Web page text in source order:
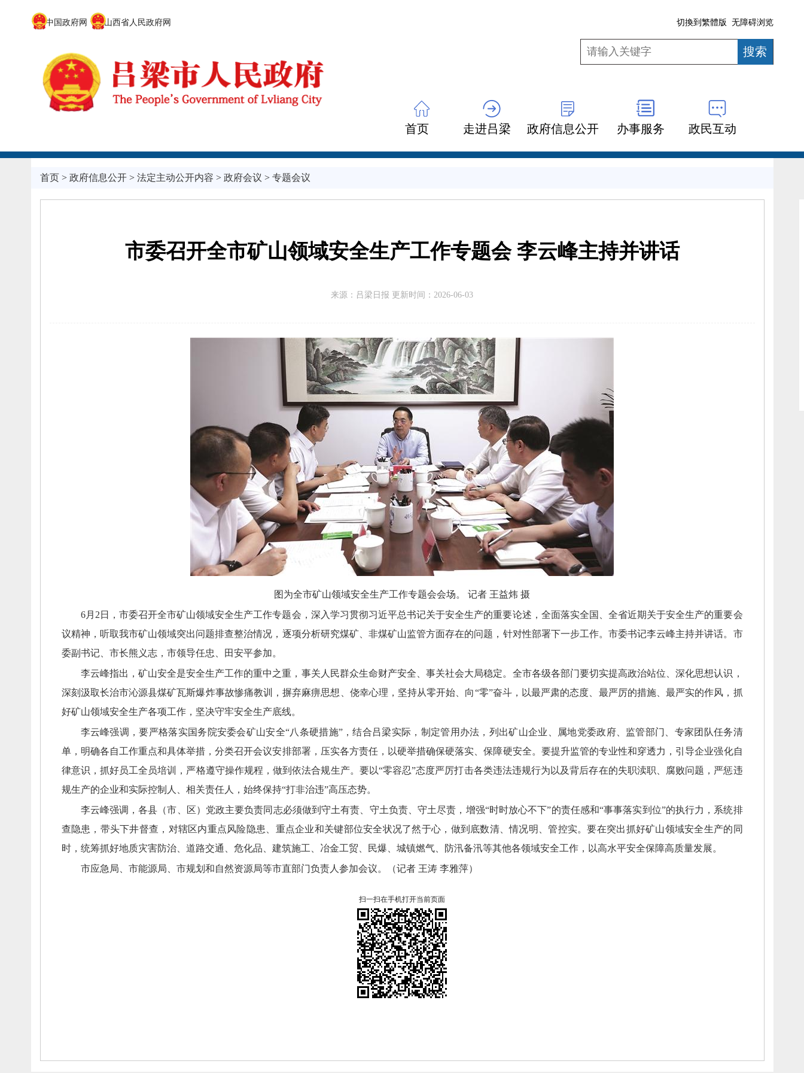
中国政府网 山西省人民政府网 切換到繁體版 无障碍浏览
首页 走进吕梁 政府信息公开 办事服务 政民互动
首页> 政府信息公开> 法定主动公开内容 > 政府会议 > 专题会议
市委召开全市矿山领域安全生产工作专题会 李云峰主持并讲话
来源： 吕梁日报 更新时间： 2026-06-03
图为全市矿山领域安全生产工作专题会会场。
记者 王益炜 摄
6月2日， 市委召开全市矿山领域安全生产工作专题会， 深入学习贯彻习近平总书记关于安全生产的重要论述， 全面落实全国、 全省近期关于安全生产的重要会
议精神， 听取我市矿山领域突出问题排查整治情况， 逐项分析研究煤矿、 非煤矿山监管方面存在的问题， 针对性部署下一步工作。 市委书记李云峰主持并讲话。 市
委副书记、 市长熊义志， 市领导任忠、
田安平参加。
李云峰指出， 矿山安全是安全生产工作的重中之重， 事关人民群众生命财产安全、事关社会大局稳定。 全市各级各部门要切实提高政治站位、深化思想认识，
深刻汲取长治市沁源县煤矿瓦斯爆炸事故惨痛教训，摒弃麻痹思想、 侥幸心理， 坚持从零开始、 向“零”奋斗， 以最严肃的态度、 最严厉的措施、最严实的作风， 抓
好矿山领域安全生产各项工作， 坚决守牢安全生产底线。
李云峰强调，要严格落实国务院安委会矿山安全“八条硬措施”，结合吕梁实际， 制定管用办法， 列出矿山企业、 属地党委政府、 监管部门、 专家团队任务清
单， 明确各自工作重点和具体举措，分类召开会议安排部署， 压实各方责任， 以硬举措确保硬落实、保障硬安全。 要提升监管的专业性和穿透力， 引导企业强化自
律意识， 抓好员工全员培训， 严格遵守操作规程，做到依法合规生产。 要以“零容忍”态度严厉打击各类违法违规行为以及背后存在的失职渎职、 腐败问题， 严惩违
规生产的企业和实际控制人、 相关责任人， 始终保持“打非治违”高压态势。
李云峰强调，各县（市、 区）党政主要负责同志必须做到守土有责、 守土负责、守土尽责， 增强“时时放心不下”的责任感和“事事落实到位”的执行力， 系统排
查隐患， 带头下井督查， 对辖区内重点风险隐患、 重点企业和关键部位安全状况了然于心， 做到底数清、情况明、管控实。要在突出抓好矿山领域安全生产的同
时， 统筹抓好地质灾害防治、 道路交通、 危化品、 建筑施工、 冶金工贸、 民爆、 城镇燃气、 防汛备汛等其他各领域安全工作， 以高水平安全保障高质量发展。
市应急局、 市能源局、 市规划和自然资源局等市直部门负责人参加会议。 （记者 王涛 李雅萍）
扫一扫在手机打开当前页面